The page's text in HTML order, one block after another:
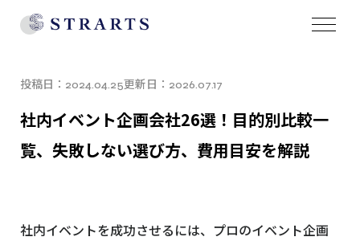
投稿日： 2024.04.25更新日： 2026.07.17
社内イベント企画会社26選！目的別比較一
覧、失敗しない選び方、費用目安を解説
社内イベントを成功させるには、プロのイベント企画